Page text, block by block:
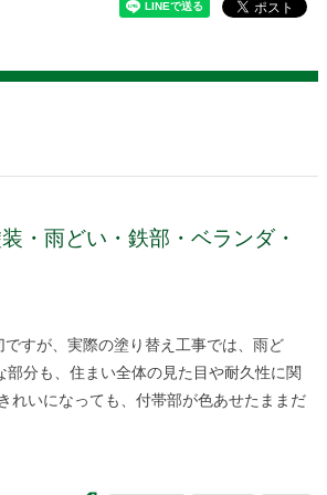
・雨どい・鉄部・ベランダ・
すが、実際の塗り替え工事では、雨ど
分も、住まい全体の見た目や耐久性に関
れいになっても、付帯部が色あせたままだ